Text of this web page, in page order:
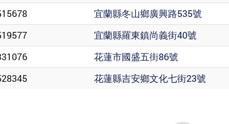
宜蘭縣冬山鄉廣興路535號
宜蘭縣羅東鎮尚義街40號
花蓮市國盛五街86號
花蓮縣吉安鄉文化七街23號